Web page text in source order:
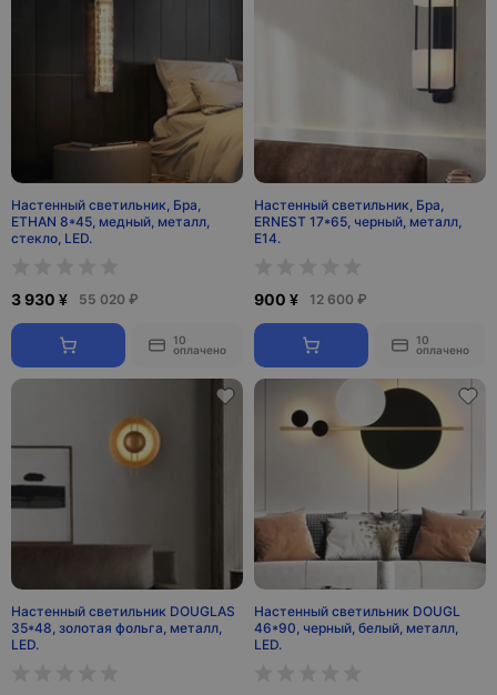
Настенный светильник, Бра,
ETHAN 8*45, медный, металл,
стекло, LED.
3 930 ¥ 55 020 ₽
10
оплачено
Настенный светильник, Бра,
ERNEST 17*65, черный, металл,
Е14.
900 ¥ 12 600 ₽
10
оплачено
Настенный светильник DOUGLAS
35*48, золотая фольга, металл,
LED.
Настенный светильник DOUGL
46*90, черный, белый, металл,
LED.